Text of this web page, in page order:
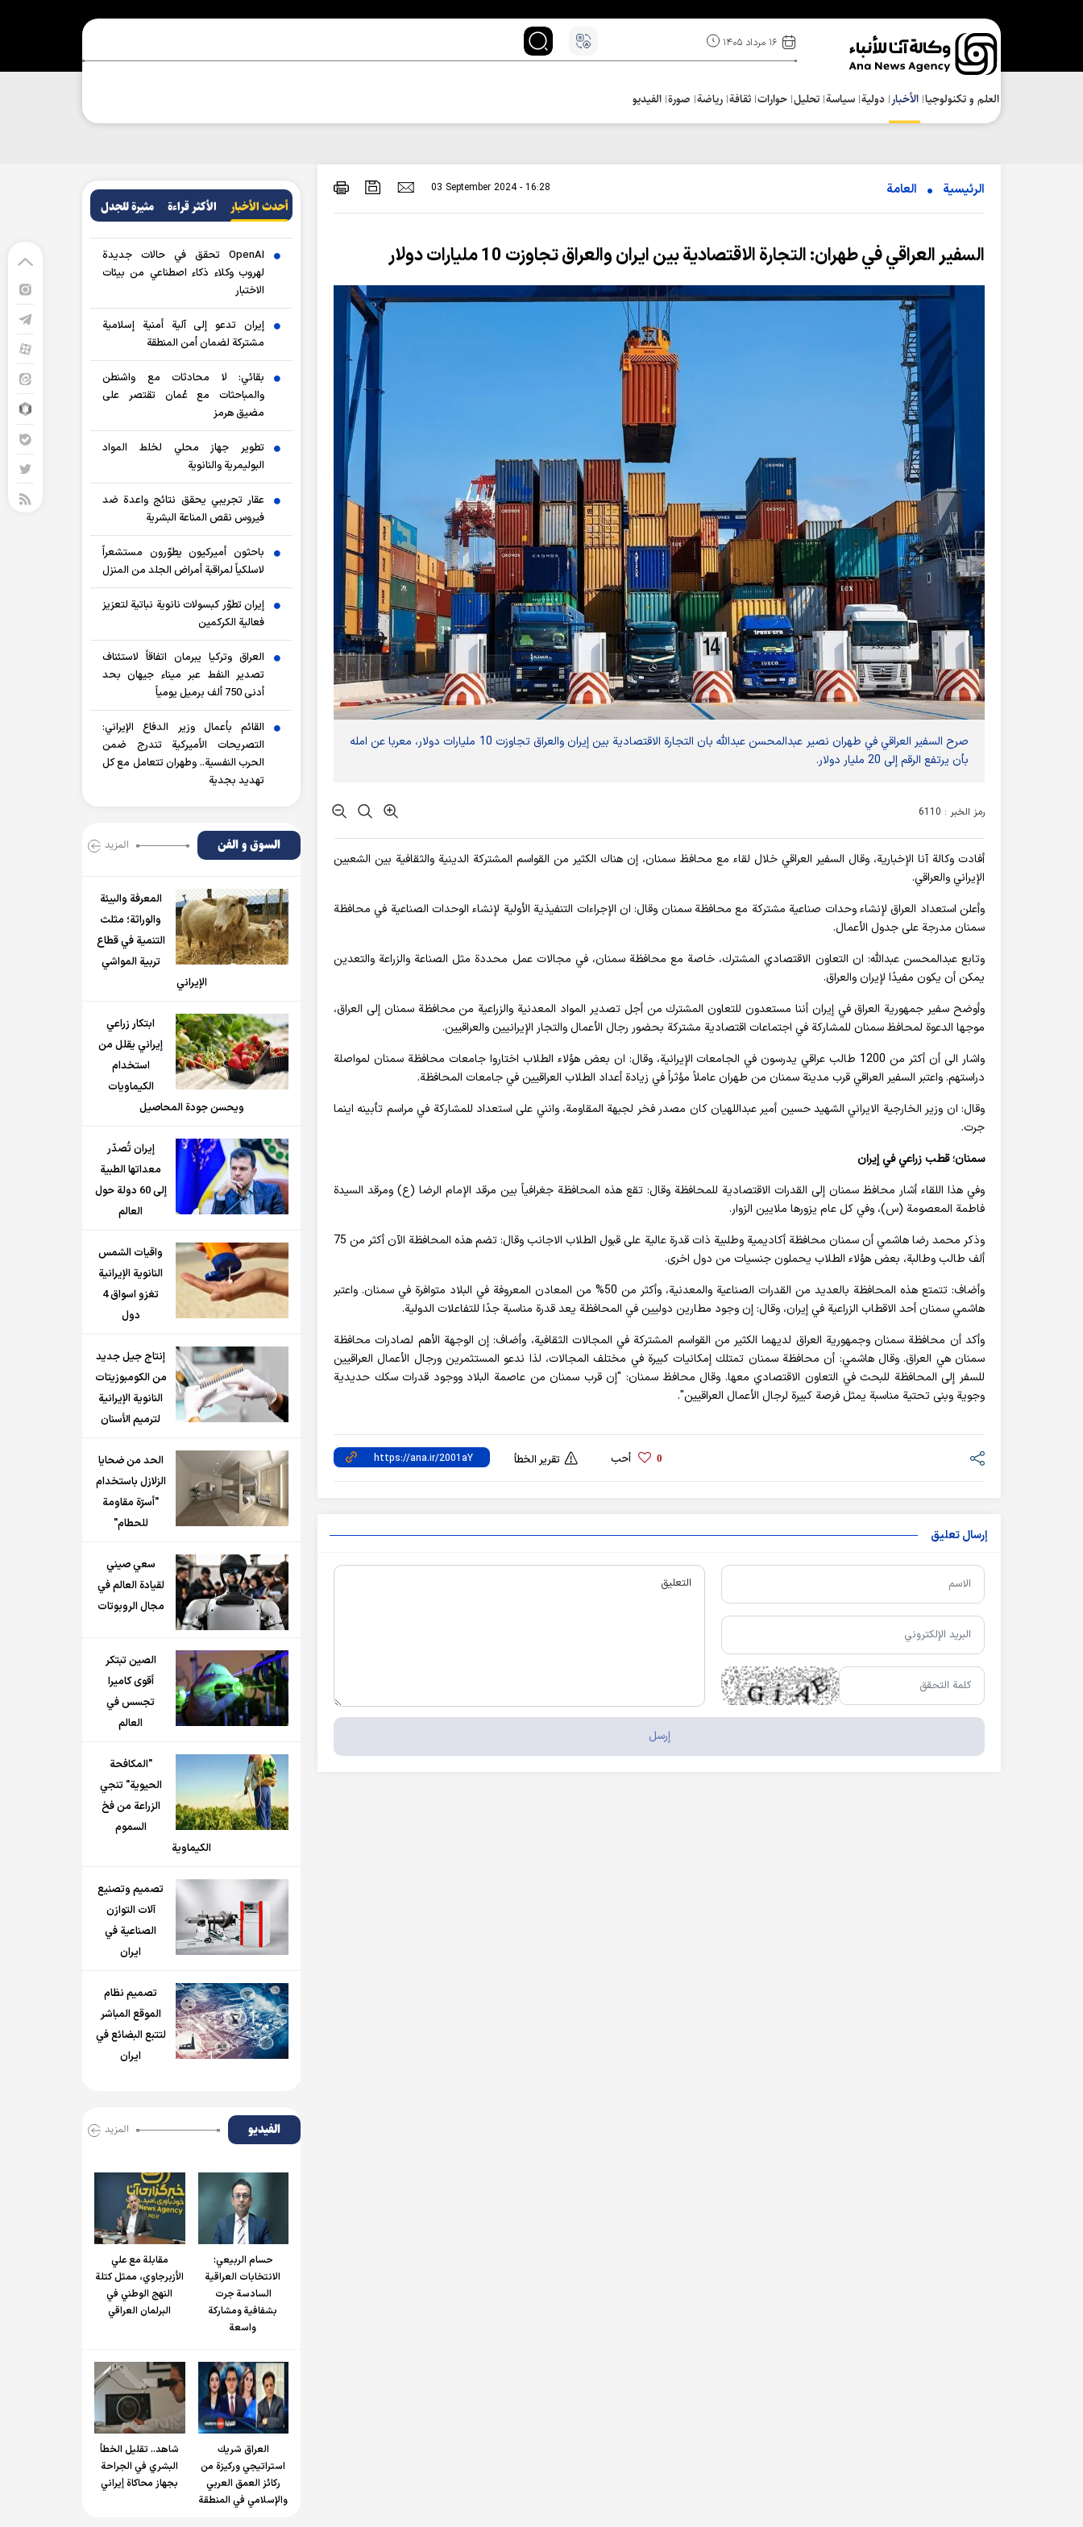
۱۶ مرداد ۱۴۰۵
العلم و تکنولوجیا الأخبار دولية سياسة تحلیل حوارات ثقافة رياضة صورة الفيديو
الرئيسية العامة 03 September 2024 - 16:28
السفير العراقي في طهران: التجارة الاقتصادية بين ايران والعراق تجاوزت 10 مليارات دولار
صرح السفير العراقي في طهران نصير عبدالمحسن عبدالله بان التجارة الاقتصادية بين إيران والعراق تجاوزت 10 مليارات دولار، معربا عن امله
بأن يرتفع الرقم إلى 20 مليار دولار.
رمز الخبر : 6110
أفادت وکالة آنا الإخباریة، وقال السفير العراقي خلال لقاء مع محافظ سمنان، إن هناك الكثير من القواسم المشتركة الدينية والثقافية بين الشعبين
الإيراني والعراقي.
وأعلن استعداد العراق لإنشاء وحدات صناعية مشتركة مع محافظة سمنان وقال: ان الإجراءات التنفيذية الأولية لإنشاء الوحدات الصناعية في محافظة
سمنان مدرجة على جدول الأعمال.
وتابع عبدالمحسن عبدالله: ان التعاون الاقتصادي المشترك، خاصة مع محافظة سمنان، في مجالات عمل محددة مثل الصناعة والزراعة والتعدين
يمكن أن يكون مفيدًا لإيران والعراق.
وأوضح سفير جمهورية العراق في إيران أننا مستعدون للتعاون المشترك من أجل تصدير المواد المعدنية والزراعية من محافظة سمنان إلى العراق،
موجها الدعوة لمحافظ سمنان للمشاركة في اجتماعات اقتصادية مشتركة بحضور رجال الأعمال والتجار الإيرانيين والعراقيين.
واشار الى أن أكثر من 1200 طالب عراقي يدرسون في الجامعات الإيرانية، وقال: ان بعض هؤلاء الطلاب اختاروا جامعات محافظة سمنان لمواصلة
دراستهم. واعتبر السفير العراقي قرب مدينة سمنان من طهران عاملاً مؤثراً في زيادة أعداد الطلاب العراقيين في جامعات المحافظة.
وقال: ان وزير الخارجية الايراني الشهيد حسين أمير عبداللهيان كان مصدر فخر لجبهة المقاومة، وانني على استعداد للمشاركة في مراسم تأبينه اينما
جرت.
سمنان؛ قطب زراعي في إيران
وفي هذا اللقاء أشار محافظ سمنان إلى القدرات الاقتصادية للمحافظة وقال: تقع هذه المحافظة جغرافياً بين مرقد الإمام الرضا (ع) ومرقد السيدة
فاطمة المعصومة (س)، وفي كل عام يزورها ملايين الزوار.
وذكر محمد رضا هاشمي أن سمنان محافظة أكاديمية وطلبية ذات قدرة عالية على قبول الطلاب الاجانب وقال: تضم هذه المحافظة الآن أكثر من 75
ألف طالب وطالبة، بعض هؤلاء الطلاب يحملون جنسيات من دول اخرى.
وأضاف: تتمتع هذه المحافظة بالعديد من القدرات الصناعية والمعدنية، وأكثر من 50% من المعادن المعروفة في البلاد متوافرة في سمنان. واعتبر
هاشمي سمنان أحد الاقطاب الزراعية في إيران، وقال: إن وجود مطارين دوليين في المحافظة يعد قدرة مناسبة جدًا للتفاعلات الدولية.
وأكد أن محافظة سمنان وجمهورية العراق لديهما الكثير من القواسم المشتركة في المجالات الثقافية، وأضاف: إن الوجهة الأهم لصادرات محافظة
سمنان هي العراق. وقال هاشمي: أن محافظة سمنان تمتلك إمكانيات كبيرة في مختلف المجالات، لذا ندعو المستثمرين ورجال الأعمال العراقيين
للسفر إلى المحافظة للبحث في التعاون الاقتصادي معها. وقال محافظ سمنان: "إن قرب سمنان من عاصمة البلاد ووجود قدرات سكك حديدية
وجوية وبنى تحتية مناسبة يمثل فرصة كبيرة لرجال الأعمال العراقيين".
0 أحب تقرير الخطأ
إرسال تعليق
أحدث الأخبار الأکثر قراءة مثيرة للجدل
OpenAI تحقق في حالات جديدة
لهروب وكلاء ذكاء اصطناعي من بيئات
الاختبار
إيران تدعو إلى آلية أمنية إسلامية
مشتركة لضمان أمن المنطقة
بقائي: لا محادثات مع واشنطن
والمباحثات مع عُمان تقتصر على
مضيق هرمز
تطوير جهاز محلي لخلط المواد
البوليمرية والنانوية
عقار تجريبي يحقق نتائج واعدة ضد
فيروس نقص المناعة البشرية
باحثون أميركيون يطوّرون مستشعراً
لاسلكياً لمراقبة أمراض الجلد من المنزل
إيران تطوّر كبسولات نانوية نباتية لتعزيز
فعالية الكركمين
العراق وتركيا يبرمان اتفاقاً لاستئناف
تصدير النفط عبر ميناء جيهان بحد
أدنى 750 ألف برميل يومياً
القائم بأعمال وزير الدفاع الإيراني:
التصريحات الأميركية تندرج ضمن
الحرب النفسية.. وطهران تتعامل مع كل
تهديد بجدية
السوق و الفن المزید
المعرفة والبيئة
والوراثة؛ مثلث
التنمية في قطاع
تربية المواشي
الإيراني
ابتكار زراعي
إيراني يقلل من
استخدام
الكيماويات
ويحسن جودة المحاصيل
إيران تُصدّر
معداتها الطبية
إلى 60 دولة حول
العالم
واقيات الشمس
النانوية الإيرانية
تغزو اسواق 4
دول
إنتاج جيل جديد
من الكومبوزيتات
النانوية الإيرانية
لترميم الأسنان
الحد من ضحايا
الزلازل باستخدام
"أسرّة مقاومة
للحطام"
سعي صيني
لقيادة العالم في
مجال الروبوتات
الصين تبتكر
أقوى كاميرا
تجسس في
العالم
"المكافحة
الحيوية" تنجي
الزراعة من فخ
السموم
الكيماوية
تصميم وتصنيع
آلات التوازن
الصناعية في
ايران
تصميم نظام
الموقع المباشر
لتتبع البضائع في
ايران
الفیدیو المزید
حسام الربیعي:
الانتخابات العراقية
السادسة جرت
بشفافية ومشاركة
واسعة
مقابلة مع علي
الأزبرجاوي، ممثل كتلة
النهج الوطني في
البرلمان العراقي
العراق شريك
استراتيجي وركيزة من
ركائز العمق العربي
والإسلامي في المنطقة
شاهد.. تقليل الخطأ
البشري في الجراحة
بجهاز محاكاة إيراني